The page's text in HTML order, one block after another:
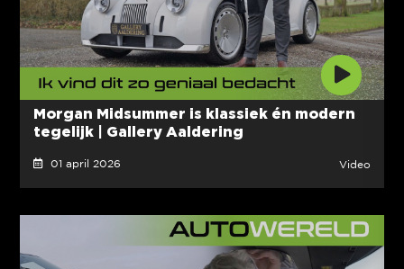
Morgan Midsummer is klassiek én modern
tegelijk | Gallery Aaldering
01 april 2026 Video